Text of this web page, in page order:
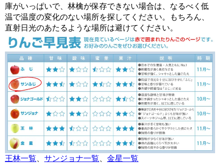
庫がいっぱいで、林檎が保存できない場合は、なるべく低
温で温度の変化のない場所を探してください。もちろん、
直射日光のあたるような場所は避けてください。
王林一覧、 サンジョナ一覧、 金星一覧